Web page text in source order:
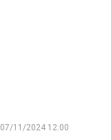
07/11/2024 12:00